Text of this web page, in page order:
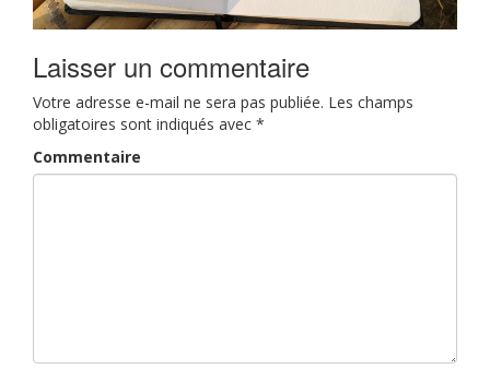
Laisser un commentaire
Votre adresse e-mail ne sera pas publiée. Les champs
obligatoires sont indiqués avec *
Commentaire